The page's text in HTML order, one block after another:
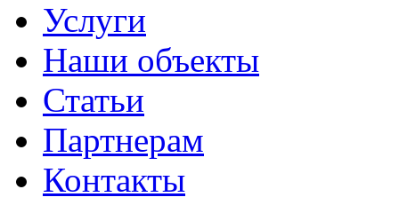
Услуги
Наши объекты
Статьи
Партнерам
Контакты